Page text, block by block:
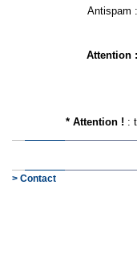
Antispam :
Attention :
* Attention ! :
> Contact